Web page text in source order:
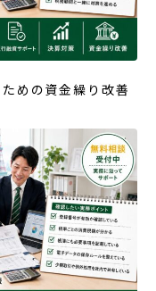
めの資金繰り改善